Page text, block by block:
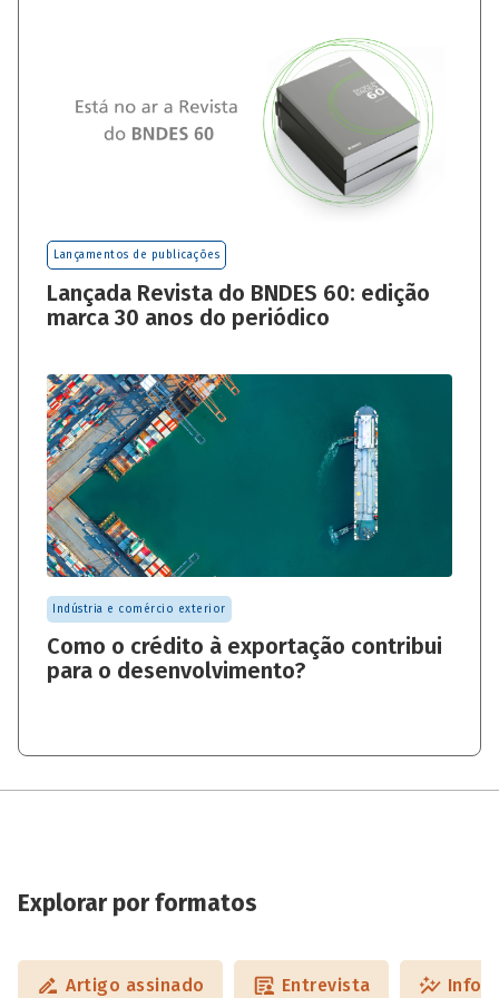
Lançamentos de publicações
Lançada Revista do BNDES 60: edição
marca 30 anos do periódico
Indústria e comércio exterior
Como o crédito à exportação contribui
para o desenvolvimento?
Explorar por formatos
Artigo assinado Entrevista